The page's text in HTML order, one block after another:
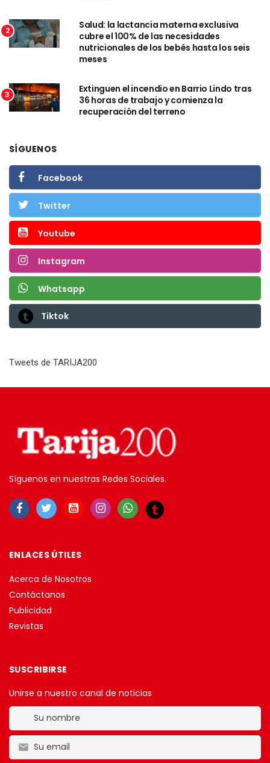
2
Salud: la lactancia materna exclusiva
cubre el 100% de las necesidades
nutricionales de los bebés hasta los seis
meses
3
Extinguen el incendio en Barrio Lindo tras
36 horas de trabajo y comienza la
recuperación del terreno
SÍGUENOS
Facebook
Twitter
Youtube
Instagram
Whatsapp
Tiktok
Tweets de TARIJA200
Síguenos en nuestras Redes Sociales.
ENLACES ÚTILES
Acerca de Nosotros
Contáctanos
Publicidad
Revistas
SUSCRIBIRSE
Unirse a nuestro canal de noticias